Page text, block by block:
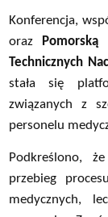
Konferencja,
oraz
Technicznych
stała się
związanych z
personelu
Podkreślono,
przebieg
medycznych,